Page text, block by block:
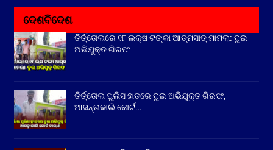
ଦେଶବିଦେଶ
ତିର୍ତ୍ତୋଲରେ ୧୮ ଲକ୍ଷ ଟଙ୍କା ଆତ୍ମସାତ୍ ମାମଲା: ଦୁଇ
ଅଭିଯୁକ୍ତ ଗିରଫ
ତିର୍ତ୍ତୋଲ ପୁଲିସ ହାତରେ ଦୁଇ ଅଭିଯୁକ୍ତ ଗିରଫ,
ଆସନ୍ତାକାଲି କୋର୍ଟ…